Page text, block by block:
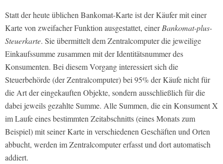
Statt der heute üblichen Bankomat-Karte ist der Käufer mit einer
Karte von zweifacher Funktion ausgestattet, einerBankomat-plus-
Steuerkarte. Sie übermittelt dem Zentralcomputer die jeweilige
Einkaufssumme zusammen mit der Identitätsnummer des
Konsumenten. Bei diesem Vorgang interessiert sich die
Steuerbehörde (der Zentralcomputer) bei 95% der Käufe nicht für
die Art der eingekauften Objekte, sondern ausschließlich für die
dabei jeweils gezahlte Summe. Alle Summen, die ein Konsument X
im Laufe eines bestimmten Zeitabschnitts (eines Monats zum
Beispiel) mit seiner Karte in verschiedenen Geschäften und Orten
abbucht, werden im Zentralcomputer erfasst und dort automatisch
addiert.